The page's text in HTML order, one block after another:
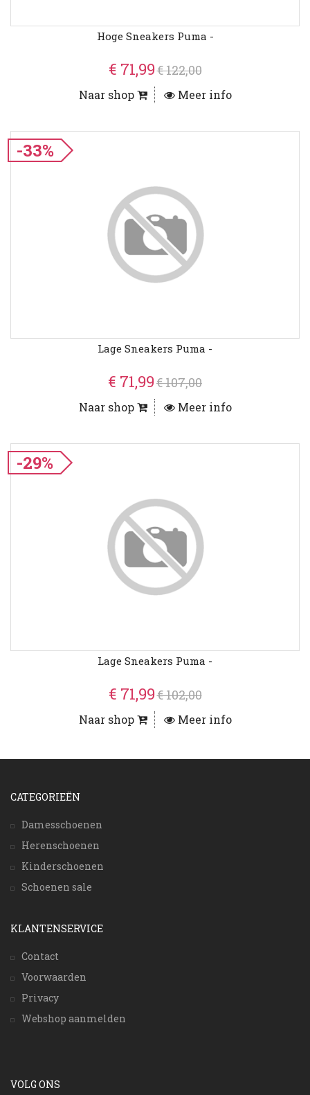
Hoge Sneakers Puma -
€ 71,99€ 122,00
Naar shop Meer info
-33%
Lage Sneakers Puma -
€ 71,99€ 107,00
Naar shop Meer info
-29%
Lage Sneakers Puma -
€ 71,99€ 102,00
Naar shop Meer info
CATEGORIEËN
Damesschoenen
Herenschoenen
Kinderschoenen
Schoenen sale
KLANTENSERVICE
Contact
Voorwaarden
Privacy
Webshop aanmelden
VOLG ONS